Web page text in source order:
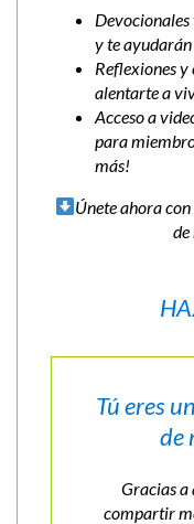
y te ayudarán
Reflexiones
alentarte a
Acceso a
para
más!
Únete ahora
Tú eres
de
Gracias a
compartir